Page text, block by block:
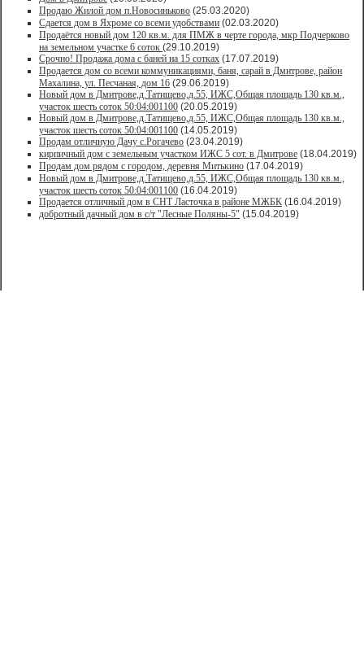
Продаю Жилой дом п.Новосиньково (25.03.2020)
Сдается дом в Яхроме со всеми удобствами (02.03.2020)
Продаётся новый дом 120 кв.м. для ПМЖ в черте города, мкр Подчерково
на земельном участке 6 соток (29.10.2019)
Срочно! Продажа дома с баней на 15 сотках (17.07.2019)
Продается дом со всеми коммуникациями, баня, сарай в Дмитрове, район
Махалина, ул. Песчаная, дом 16 (29.06.2019)
Новый дом в Дмитрове,д.Татищево,д.55, ИЖС,Общая площадь 130 кв.м.,
участок шесть соток 50:04:001100 (20.05.2019)
Новый дом в Дмитрове,д.Татищево,д.55, ИЖС,Общая площадь 130 кв.м.,
участок шесть соток 50:04:001100 (14.05.2019)
Продам отличную Дачу с.Рогачево (23.04.2019)
кирпичный дом с земельным участком ИЖС 5 сот. в Дмитрове (18.04.2019)
Продам дом рядом с городом, деревня Митькино (17.04.2019)
Новый дом в Дмитрове,д.Татищево,д.55, ИЖС,Общая площадь 130 кв.м.,
участок шесть соток 50:04:001100 (16.04.2019)
Продается отличный дом в СНТ Ласточка в районе МЖБК (16.04.2019)
добротный дачный дом в с/т "Лесные Поляны-5" (15.04.2019)